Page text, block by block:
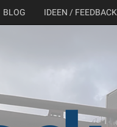
BLOG IDEEN / FEEDBACK